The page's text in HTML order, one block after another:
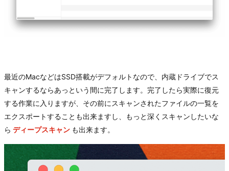
最近のMacなどはSSD搭載がデフォルトなので、内蔵ドライブでス
キャンするならあっという間に完了します。完了したら実際に復元
する作業に入りますが、その前にスキャンされたファイルの一覧を
エクスポートすることも出来ますし、もっと深くスキャンしたいな
ら ディープスキャン も出来ます。